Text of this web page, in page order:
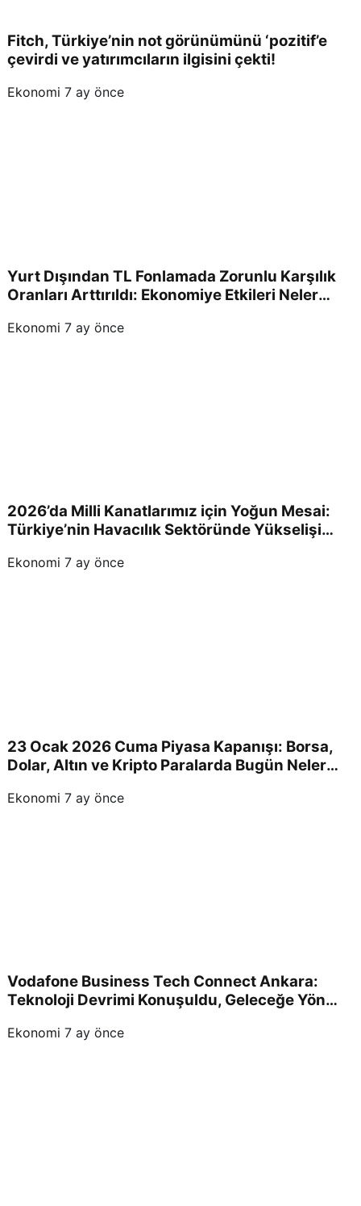
Fitch, Türkiye’nin not görünümünü ‘pozitif’e
çevirdi ve yatırımcıların ilgisini çekti!
Ekonomi 7 ay önce
Yurt Dışından TL Fonlamada Zorunlu Karşılık
Oranları Arttırıldı: Ekonomiye Etkileri Neler
Ekonomi 7 ay önce
2026’da Milli Kanatlarımız için Yoğun Mesai:
Türkiye’nin Havacılık Sektöründe Yükselişi
Ekonomi 7 ay önce
23 Ocak 2026 Cuma Piyasa Kapanışı: Borsa,
Dolar, Altın ve Kripto Paralarda Bugün Neler
Ekonomi 7 ay önce
Vodafone Business Tech Connect Ankara:
Teknoloji Devrimi Konuşuldu, Geleceğe Yön
Ekonomi 7 ay önce